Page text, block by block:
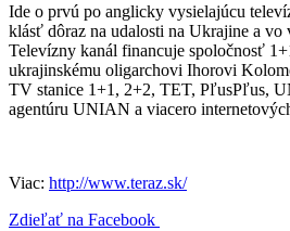
Ide o prvú po anglicky vysielajúcu
klásť dôraz na udalosti na Ukrajine a vo
Televízny kanál financuje spoločnosť
ukrajinskému oligarchovi Ihorovi
TV stanice 1+1, 2+2, TET, PľusPľus,
agentúru UNIAN a viacero
Viac: http://www.teraz.sk/
Zdieľať na Facebook